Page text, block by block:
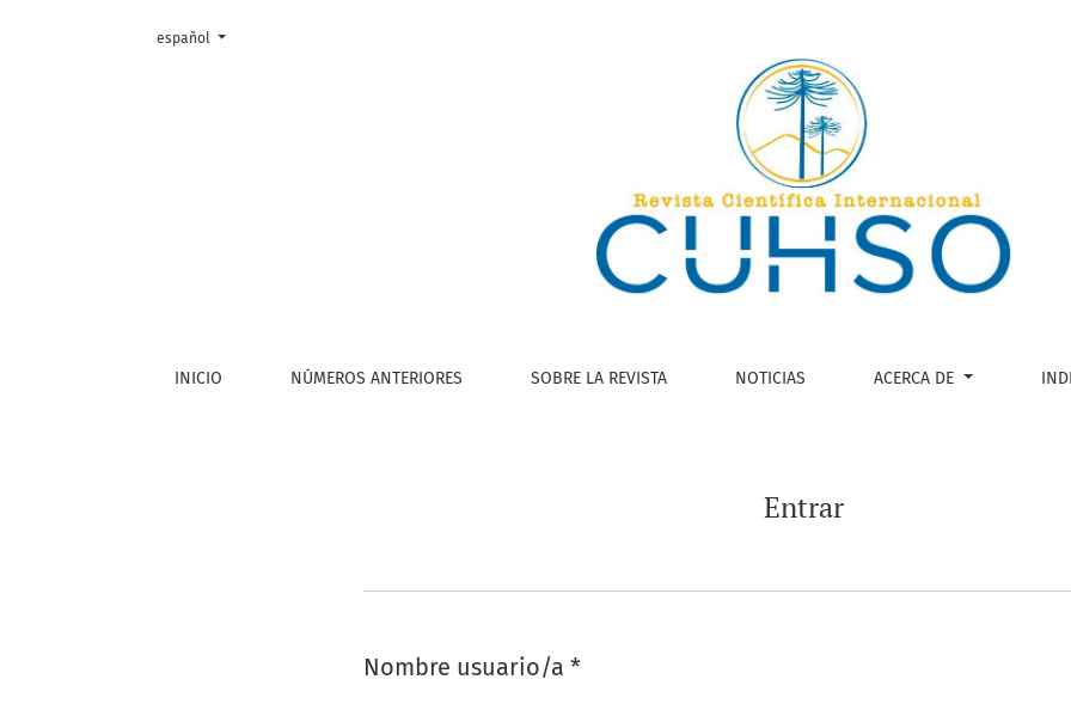
Entrar
INICIO NÚMEROS ANTERIORES SOBRE LA REVISTA NOTICIAS ACERCA DE
Cambiar el idioma. El actual es:
español
Entrar
Nombre usuario/a *